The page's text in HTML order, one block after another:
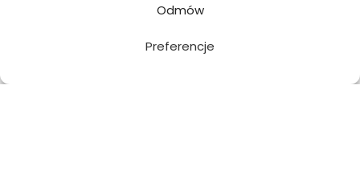
Odmów
Preferencje
zapoznałam/em się z polityką prywatności.